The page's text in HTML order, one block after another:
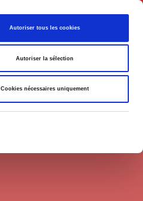
Autoriser tous les cookies
Autoriser la sélection
Cookies nécessaires uniquement